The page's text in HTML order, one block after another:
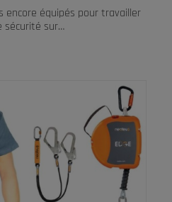
encore équipés pour travailler
sécurité sur…